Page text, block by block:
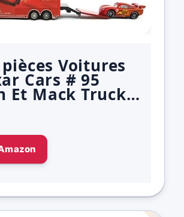
Voitures
Cars # 95
Et Mack Truck